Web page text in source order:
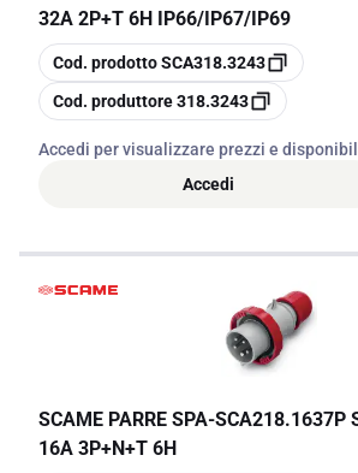
32A 2P+T 6H IP66/IP67/IP69
copia
Cod. prodottoSCA318.3243
copia
Cod. produttore318.3243
Accedi per visualizzare prezzi e
Accedi
SCAME PARRE SPA-SCA218.1637P
16A 3P+N+T 6H